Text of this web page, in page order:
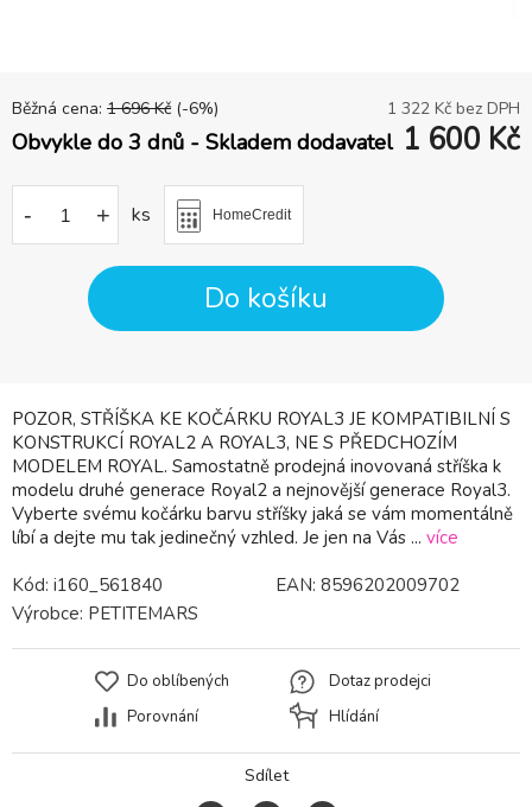
POZOR, STŘÍŠKA KE KOČÁRKU ROYAL3 JE KOMPATIBILNÍ S
KONSTRUKCÍ ROYAL2 A ROYAL3, NE S PŘEDCHOZÍM
MODELEM ROYAL. Samostatně prodejná inovovaná stříška k
modelu druhé generace Royal2 a nejnovější generace Royal3.
Vyberte svému kočárku barvu stříšky jaká se vám momentálně
líbí a dejte mu tak jedinečný vzhled. Je jen na Vás ... více
Běžná cena: 1 696 Kč (-6%) 1 322 Kč bez DPH
Obvykle do 3 dnů - Skladem dodavatel 1 600 Kč
- + ks HomeCredit
Do košíku
Kód: i160_561840 EAN: 8596202009702
Výrobce: PETITEMARS
Do oblíbených
Porovnání
Dotaz prodejci
Hlídání
Sdílet